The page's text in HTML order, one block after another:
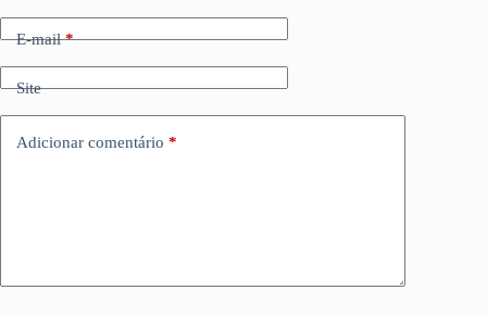
E-mail*
Site
Adicionar comentário *